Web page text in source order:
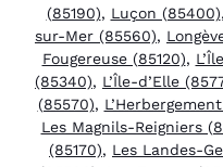
(85190), Luçon (85400),
sur-Mer (85560),
Fougereuse (85120),
(85340), L’Île-d’Elle
(85570),
Les Magnils-Reigniers
(85170), Les Landes-